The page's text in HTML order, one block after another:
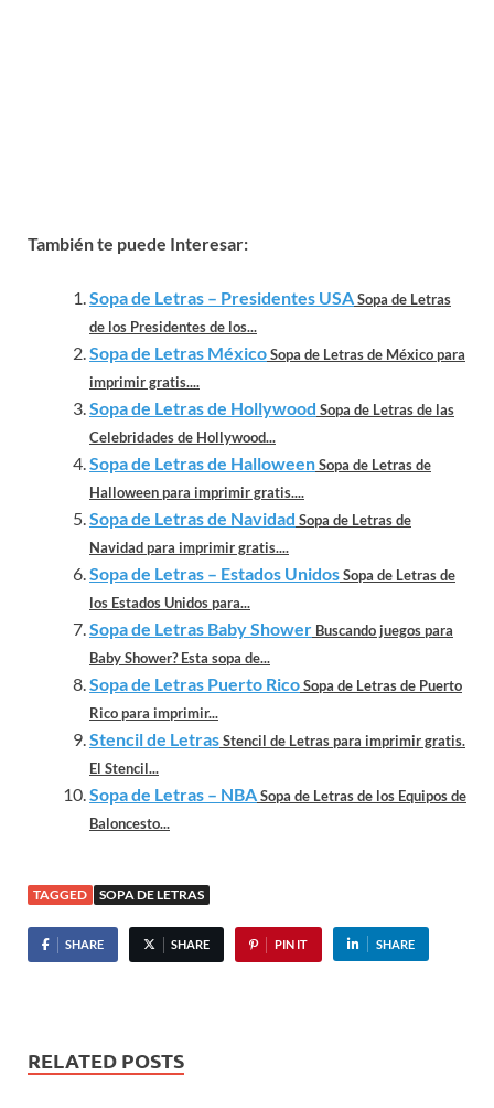
También te puede Interesar:
Sopa de Letras – Presidentes USASopa de Letras
de los Presidentes de los...
Sopa de Letras MéxicoSopa de Letras de México para
imprimir gratis....
Sopa de Letras de Hollywood Sopa de Letras de las
Celebridades de Hollywood...
Sopa de Letras de HalloweenSopa de Letras de
Halloween para imprimir gratis....
Sopa de Letras de Navidad Sopa de Letras de
Navidad para imprimir gratis....
Sopa de Letras – Estados UnidosSopa de Letras de
los Estados Unidos para...
Sopa de Letras Baby Shower Buscando juegos para
Baby Shower? Esta sopa de...
Sopa de Letras Puerto RicoSopa de Letras de Puerto
Rico para imprimir...
Stencil de LetrasStencil de Letras para imprimir gratis.
El Stencil...
Sopa de Letras – NBASopa de Letras de los Equipos de
Baloncesto...
TAGGED SOPA DE LETRAS
SHARE SHARE PIN IT SHARE
RELATED POSTS